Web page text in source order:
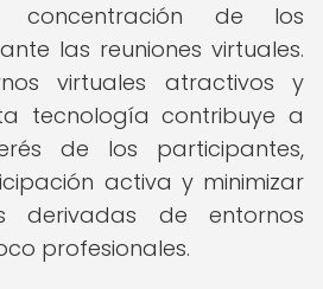
concentración de los
las reuniones virtuales.
virtuales atractivos y
tecnología contribuye a
de los participantes,
activa y minimizar
derivadas de entornos
profesionales.